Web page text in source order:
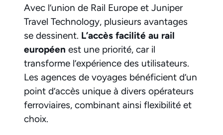
Avec l’union de Rail Europe et Juniper
Travel Technology, plusieurs avantages
se dessinent. L’accès facilité au rail
européen est une priorité, car il
transforme l’expérience des utilisateurs.
Les agences de voyages bénéficient d’un
point d’accès unique à divers opérateurs
ferroviaires, combinant ainsi flexibilité et
choix.